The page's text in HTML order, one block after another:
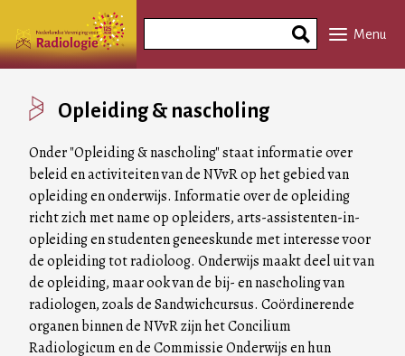
naar
inhoud
Phrase
Menu
Opleiding & nascholing
Onder "Opleiding & nascholing" staat informatie over
beleid en activiteiten van de NVvR op het gebied van
opleiding en onderwijs. Informatie over de opleiding
richt zich met name op opleiders, arts-assistenten-in-
opleiding en studenten geneeskunde met interesse voor
de opleiding tot radioloog. Onderwijs maakt deel uit van
de opleiding, maar ook van de bij- en nascholing van
radiologen, zoals de Sandwichcursus. Coördinerende
organen binnen de NVvR zijn het Concilium
Radiologicum en de Commissie Onderwijs en hun